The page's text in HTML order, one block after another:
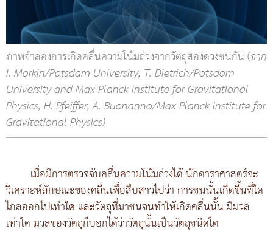
ภาพจำลองการเกิดคลื่นความโน้มถ่วงจากวัตถุสองดวงชนกัน (จาก
I. Markin/Potsdam University, T. Dietrich/Potsdam
University and Max Planck Institute for Gravitational
Physics, H. Pfeiffer, A. Buonanno/Max Planck Institute for
Gravitational Physics)
เมื่อมีการตรวจจับคลื่นความโน้มถ่วงได้ นักดาราศาสตร์จะ
วิเคราะห์ลักษณะของคลื่นเพื่อสืบสาวไปว่า การชนนั้นเกิดขึ้นที่ใด
ไกลออกไปเท่าใด และวัตถุที่มาชนจนทำให้เกิดคลื่นนั้น มีมวล
เท่าใด มวลของวัตถุก็บอกได้ว่าวัตถุนั้นเป็นวัตถุชนิดใด